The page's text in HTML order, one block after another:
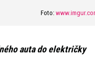
Foto:
auta do električky